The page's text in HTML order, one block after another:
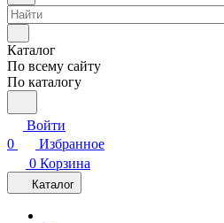
Каталог
По всему сайту
По каталогу
Войти
0
Избранное
0 Корзина
Каталог